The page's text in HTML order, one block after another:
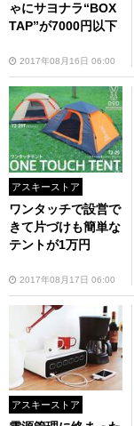
ゃにサヨナラ“BOX
TAP”が7000円以下
2017年08月16日 06:00
アスキーストア
ワンタッチで設営で
きて片づけも簡単な
テントが1万円
2017年08月17日 06:00
アスキーストア